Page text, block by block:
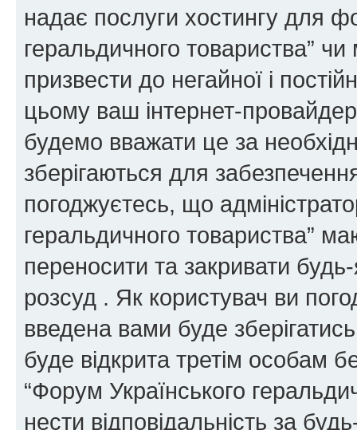
надає послуги хостингу для
геральдичного товариства”
призвести до негайної і
цьому ваш інтернет-
будемо вважати це за
зберігаються для
погоджуєтесь, що
геральдичного товариства”
переносити та закривати
розсуд . Як користувач ви
введена вами буде
буде відкрита третім особам
“Форум Українського
нести відповідальність за